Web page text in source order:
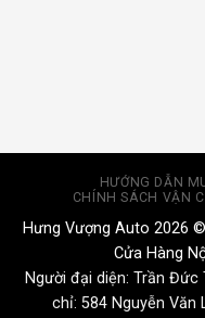
HƯỚNG DẪN
CHÍNH SÁCH VẬN
Hưng Vượng Auto 2026
Cửa Hàng
Người đại diện: Trần
chỉ: 584 Nguyễn Văn